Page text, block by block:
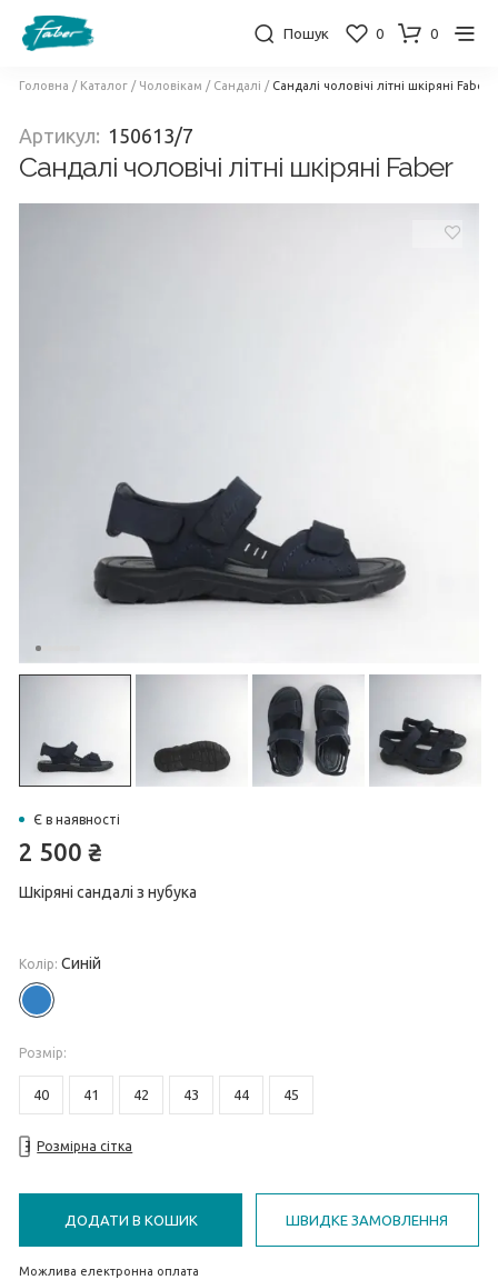
Пошук 0 0
Головна / Каталог / Чоловікам / Сандалі / Сандалі чоловічі літні шкіряні Faber
Артикул: 150613/7
Сандалі чоловічі літні шкіряні Faber
Є в наявності
2 500₴
Шкіряні сандалі з нубука
Колір: Синій
Розмiр:
40 41 42 43 44 45
Розмірна сітка
ДОДАТИ В КОШИК ШВИДКЕ ЗАМОВЛЕННЯ
Можлива електронна оплата